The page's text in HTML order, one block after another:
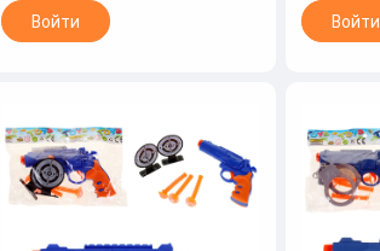
Войти Войти